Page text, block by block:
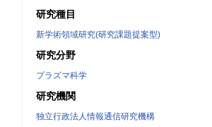
研究種目
新学術領域研究(研究課題提案型)
研究分野
プラズマ科学
研究機関
独立行政法人情報通信研究機構